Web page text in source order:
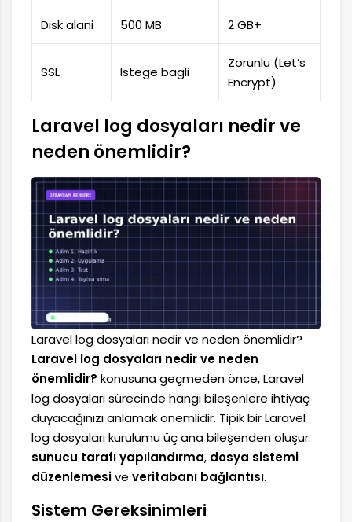
Disk alani 500 MB 2 GB+
SSL Istege bagli
Zorunlu (Let’s
Encrypt)
Laravel log dosyaları nedir ve
neden önemlidir?
Laravel log dosyaları nedir ve neden önemlidir?
Laravel log dosyaları nedir ve neden
önemlidir? konusuna geçmeden önce, Laravel
log dosyaları sürecinde hangi bileşenlere ihtiyaç
duyacağınızı anlamak önemlidir. Tipik bir Laravel
log dosyaları kurulumu üç ana bileşenden oluşur:
sunucu tarafı yapılandırma, dosya sistemi
düzenlemesive veritabanı bağlantısı.
Sistem Gereksinimleri